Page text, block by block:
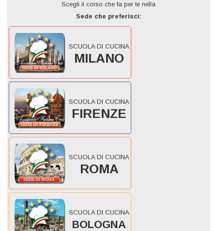
Scegli il corso che fa per te nella
Sede che preferisci:
SCUOLA DI CUCINA
MILANO
SCUOLA DI CUCINA
FIRENZE
SCUOLA DI CUCINA
ROMA
SCUOLA DI CUCINA
BOLOGNA